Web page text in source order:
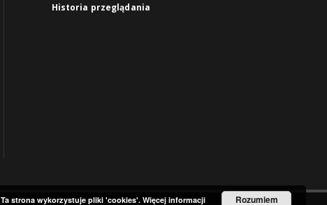
Historia przeglądania
Ta strona wykorzystuje pliki 'cookies'. Więcej informacji Rozumiem